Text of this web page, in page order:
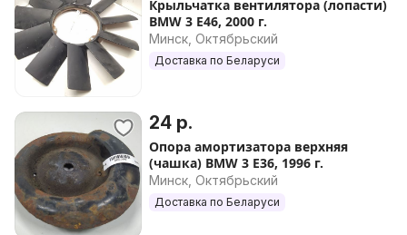
Крыльчатка вентилятора (лопасти)
BMW 3 E46, 2000 г.
Минск, Октябрьский
Доставка по Беларуси
24 р.
Опора амортизатора верхняя
(чашка) BMW 3 E36, 1996 г.
Минск, Октябрьский
Доставка по Беларуси